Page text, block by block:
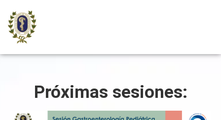
Próximas sesiones: